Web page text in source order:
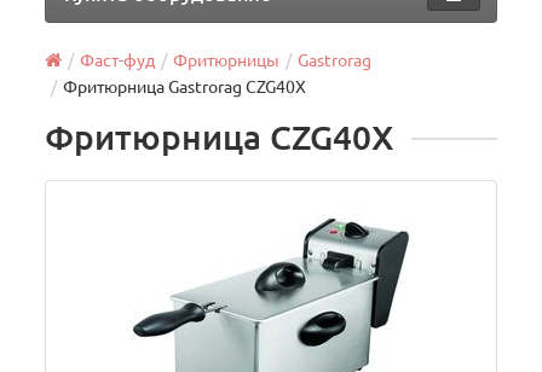
Фаст-фуд Фритюрницы
Gastrorag
Фритюрница Gastrorag CZG40X
Фритюрница CZG40X